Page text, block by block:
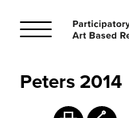
Peters 2014